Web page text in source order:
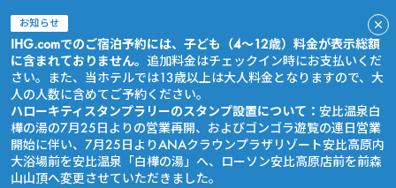
お知らせ
IHG.comでのご宿泊予約には、子ども（4～12歳）料金が表示総額
に含まれておりません。 追加料金はチェックイン時にお支払いくだ
さい。また、当ホテルでは13歳以上は大人料金となりますので、大
人の人数に含めてご予約ください。
ハローキティスタンプラリーのスタンプ設置について： 安比温泉白
樺の湯の7月25日よりの営業再開、およびゴンゴラ遊覧の連日営業
開始に伴い、7月25日よりANAクラウンプラザリゾート安比高原内
大浴場前を安比温泉「白樺の湯」へ、ローソン安比高原店前を前森
山山頂へ変更させていただきました。